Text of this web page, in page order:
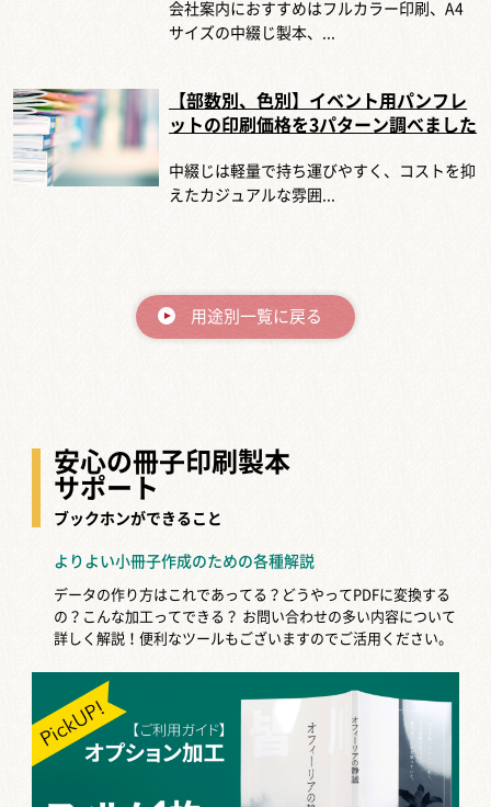
会社案内におすすめはフルカラー印刷、A4
サイズの中綴じ製本、...
【部数別、色別】イベント用パンフレ
ットの印刷価格を3パターン調べました
中綴じは軽量で持ち運びやすく、コストを抑
えたカジュアルな雰囲...
用途別一覧に戻る
安心の冊子印刷製本
サポート
ブックホンができること
よりよい小冊子作成のための各種解説
データの作り方はこれであってる？どうやってPDFに変換する
の？こんな加工ってできる？ お問い合わせの多い内容について
詳しく解説！便利なツールもございますのでご活用ください。